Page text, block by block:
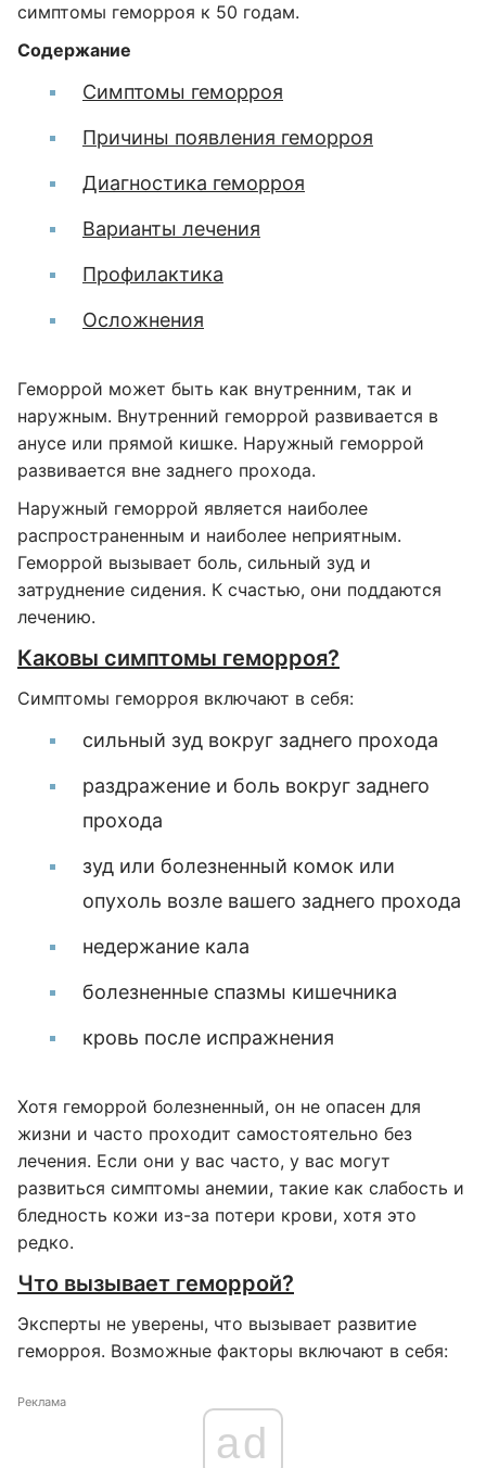
симптомы геморроя к 50 годам.
Содержание
Симптомы геморроя
Причины появления геморроя
Диагностика геморроя
Варианты лечения
Профилактика
Осложнения
Геморрой может быть как внутренним, так и
наружным. Внутренний геморрой развивается в
анусе или прямой кишке. Наружный геморрой
развивается вне заднего прохода.
Наружный геморрой является наиболее
распространенным и наиболее неприятным.
Геморрой вызывает боль, сильный зуд и
затруднение сидения. К счастью, они поддаются
лечению.
Каковы симптомы геморроя?
Симптомы геморроя включают в себя:
сильный зуд вокруг заднего прохода
раздражение и боль вокруг заднего
прохода
зуд или болезненный комок или
опухоль возле вашего заднего прохода
недержание кала
болезненные спазмы кишечника
кровь после испражнения
Хотя геморрой болезненный, он не опасен для
жизни и часто проходит самостоятельно без
лечения. Если они у вас часто, у вас могут
развиться симптомы анемии, такие как слабость и
бледность кожи из-за потери крови, хотя это
редко.
Что вызывает геморрой?
Эксперты не уверены, что вызывает развитие
геморроя. Возможные факторы включают в себя:
Реклама
ad